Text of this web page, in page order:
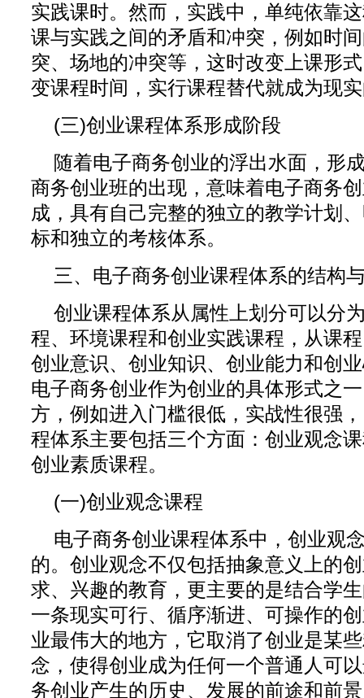
实践课时。然而，实践中，单纯依靠
课与实践之间的矛盾和冲突，例如时
突、场地的冲突等，这时改变上课形
变课程时间，实行课程替代就成为现
(三)创业课程体系形成阶段
随着电子商务创业的浮出水面，形
商务创业班的出现，意味着电子商务
成，具有自己完整的独立的教学计划
标和独立的考核体系。
三、电子商务创业课程体系的结构
创业课程体系从属性上划分可以分
程、环境课程和创业实践课程，从课
创业意识、创业知识、创业能力和创
电子商务创业作为创业的具体形式之
方，例如进入门槛很低，实战性很强
程体系主要包括三个方面：创业观念
创业素质课程。
(一)创业观念课程
电子商务创业课程体系中，创业观
的。创业观念不仅包括抽象意义上的
求、兴趣的教育，更主要的是结合学
一条现实可行、循序渐进、可操作的
业最伟大的地方，它取消了创业是某
念，使得创业成为任何一个普通人可
务创业产生的历史、发展的前途和前